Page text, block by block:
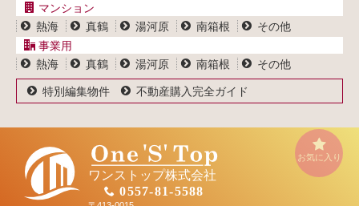
マンション
熱海
真鶴 湯河原 南箱根
その他
事業用
熱海
真鶴 湯河原 南箱根 その他
特別編集物件 不動産購入完全ガイド
お気に入り
ワンストップ株式会社
0557-81-5588